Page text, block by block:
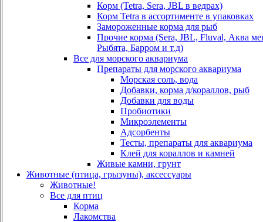
Корм (Tetra, Sera, JBL в ведрах)
Корм Tetra в ассортименте в упаковках
Замороженные корма для рыб
Прочие корма (Sera, JBL, Fluval, Аква
Рыбята, Барром и т.д)
Все для морского аквариума
Препараты для морского аквариума
Морская соль, вода
Добавки, корма д/кораллов, рыб
Добавки для воды
Пробиотики
Микроэлементы
Адсорбенты
Тесты, препараты для аквариума
Клей для кораллов и камней
Живые камни, грунт
Животные (птица, грызуны), аксессуары
Животные!
Все для птиц
Корма
Лакомства